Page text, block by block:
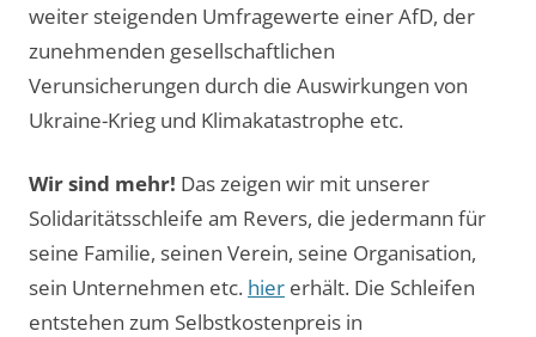
weiter steigenden Umfragewerte einer AfD, der
zunehmenden gesellschaftlichen
Verunsicherungen durch die Auswirkungen von
Ukraine-Krieg und Klimakatastrophe etc.
Wir sind mehr! Das zeigen wir mit unserer
Solidaritätsschleife am Revers, die jedermann für
seine Familie, seinen Verein, seine Organisation,
sein Unternehmen etc. hier erhält. Die Schleifen
entstehen zum Selbstkostenpreis in